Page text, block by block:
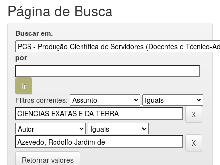
Página de Busca
Buscar em:
por
Filtros correntes:
Retornar valores